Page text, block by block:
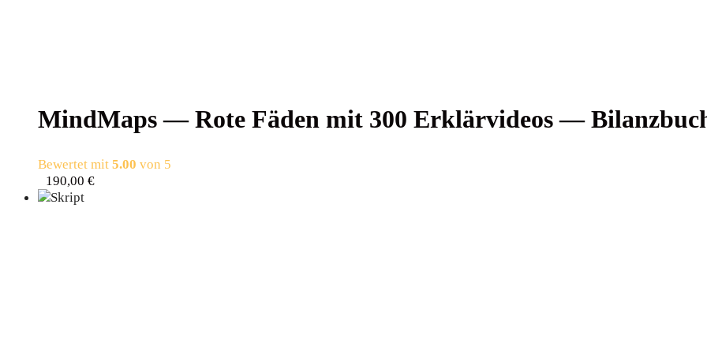
Mind­Maps — Rote Fäden mit 300 Erklär­vi­de­os —
Bewertet mit 5.00 von 5
190,00 €